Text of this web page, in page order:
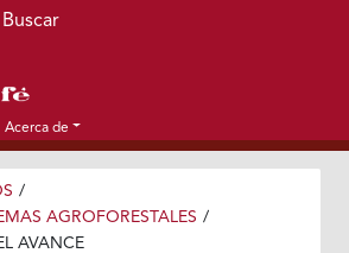
principal
sitio
Buscar
Acerca de
/
AGROFORESTALES /
AVANCE